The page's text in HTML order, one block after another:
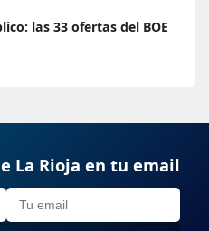
las 33 ofertas del BOE
La Rioja en tu email